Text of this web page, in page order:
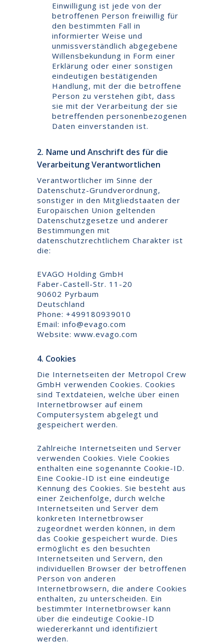
Einwilligung ist jede von der
betroffenen Person freiwillig für
den bestimmten Fall in
informierter Weise und
unmissverständlich abgegebene
Willensbekundung in Form einer
Erklärung oder einer sonstigen
eindeutigen bestätigenden
Handlung, mit der die betroffene
Person zu verstehen gibt, dass
sie mit der Verarbeitung der sie
betreffenden personenbezogenen
Daten einverstanden ist.
2. Name und Anschrift des für die
Verarbeitung Verantwortlichen
Verantwortlicher im Sinne der
Datenschutz-Grundverordnung,
sonstiger in den Mitgliedstaaten der
Europäischen Union geltenden
Datenschutzgesetze und anderer
Bestimmungen mit
datenschutzrechtlichem Charakter ist
die:
EVAGO Holding GmbH
Faber-Castell-Str. 11-20
90602 Pyrbaum
Deutschland
Phone: +499180939010
Email: info@evago.com
Website: www.evago.com
4. Cookies
Die Internetseiten der Metropol Crew
GmbH verwenden Cookies. Cookies
sind Textdateien, welche über einen
Internetbrowser auf einem
Computersystem abgelegt und
gespeichert werden.
Zahlreiche Internetseiten und Server
verwenden Cookies. Viele Cookies
enthalten eine sogenannte Cookie-ID.
Eine Cookie-ID ist eine eindeutige
Kennung des Cookies. Sie besteht aus
einer Zeichenfolge, durch welche
Internetseiten und Server dem
konkreten Internetbrowser
zugeordnet werden können, in dem
das Cookie gespeichert wurde. Dies
ermöglicht es den besuchten
Internetseiten und Servern, den
individuellen Browser der betroffenen
Person von anderen
Internetbrowsern, die andere Cookies
enthalten, zu unterscheiden. Ein
bestimmter Internetbrowser kann
über die eindeutige Cookie-ID
wiedererkannt und identifiziert
werden.